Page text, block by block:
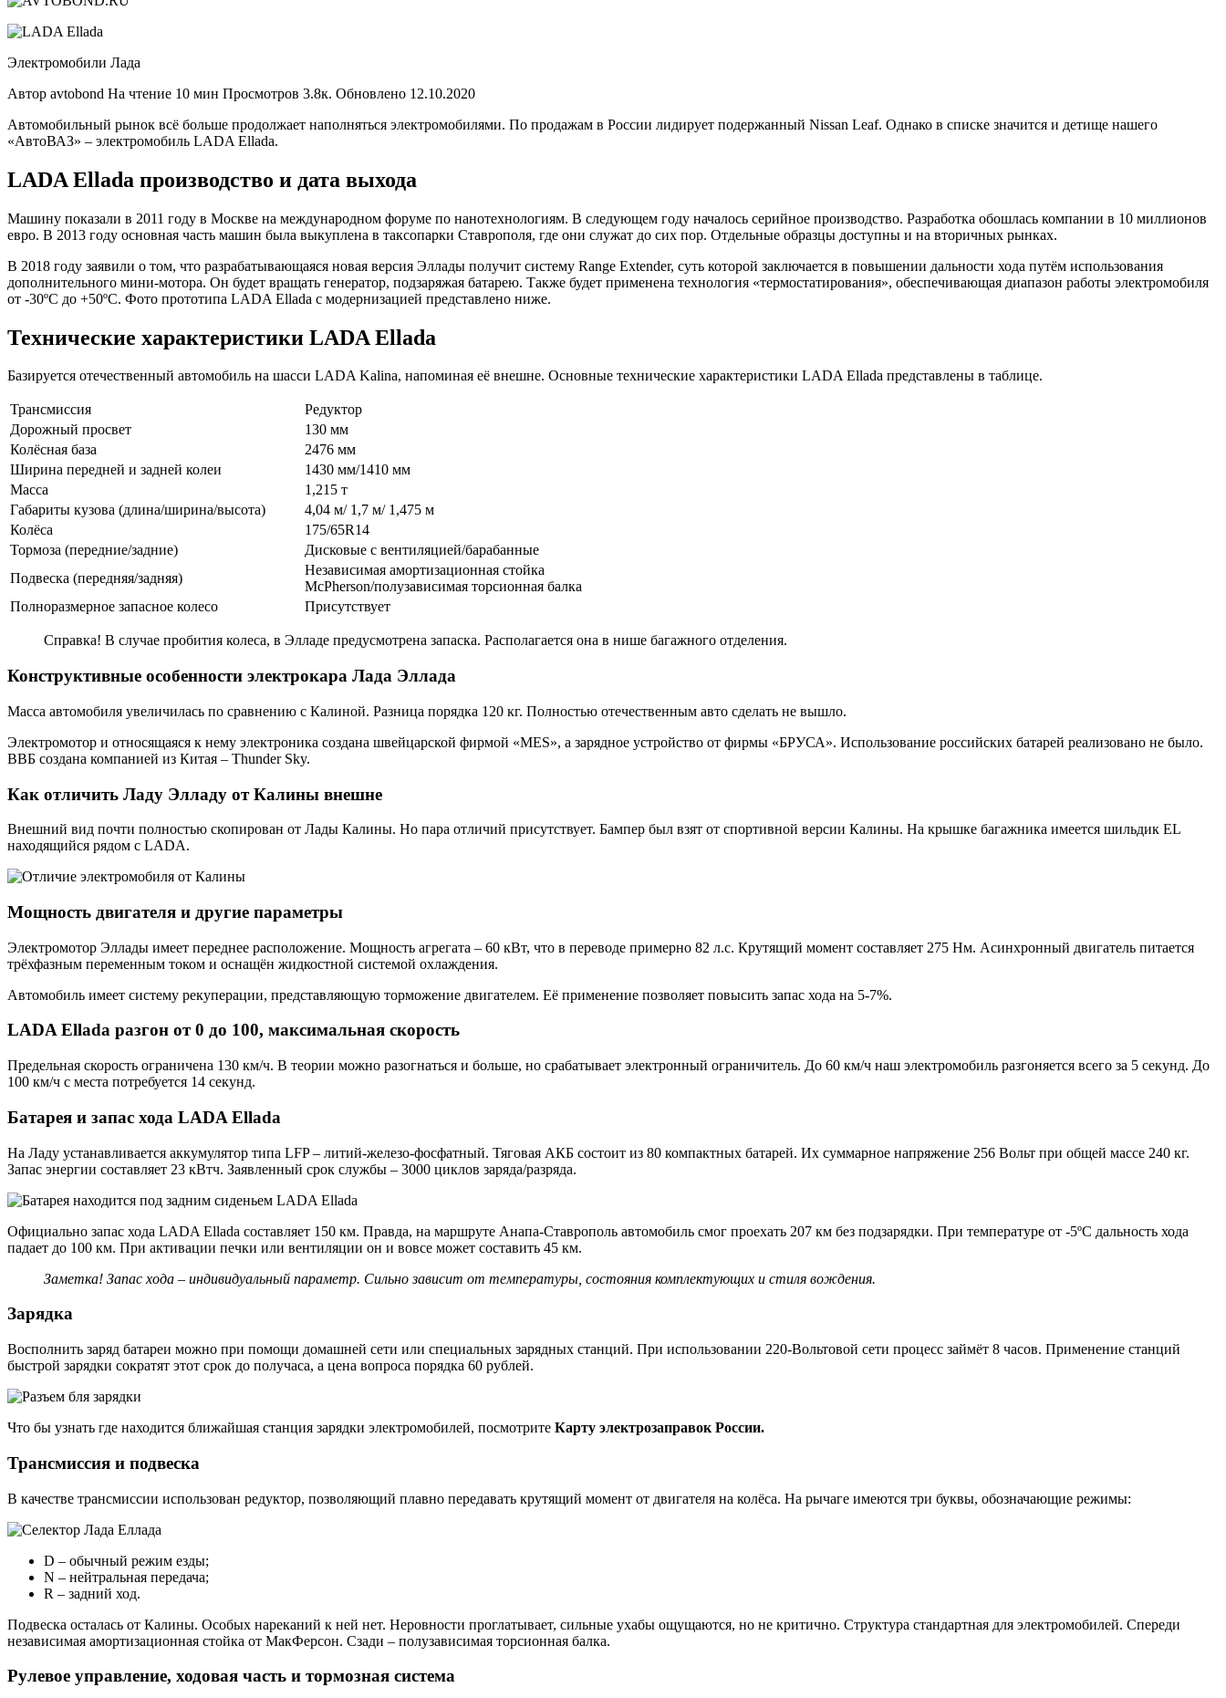
Электромобили Лада
Автор avtobond На чтение 10 мин Просмотров 3.8к. Обновлено 12.10.2020
Автомобильный рынок всё больше продолжает наполняться электромобилями. По продажам в России лидирует подержанный Nissan Leaf. Однако в списке значится и детище нашего
«АвтоВАЗ» – электромобиль LADA Ellada.
LADA Ellada производство и дата выхода
Машину показали в 2011 году в Москве на международном форуме по нанотехнологиям. В следующем году началось серийное производство. Разработка обошлась компании в 10 миллионов
евро. В 2013 году основная часть машин была выкуплена в таксопарки Ставрополя, где они служат до сих пор. Отдельные образцы доступны и на вторичных рынках.
В 2018 году заявили о том, что разрабатывающаяся новая версия Эллады получит систему Range Extender, суть которой заключается в повышении дальности хода путём использования
дополнительного мини-мотора. Он будет вращать генератор, подзаряжая батарею. Также будет применена технология «термостатирования», обеспечивающая диапазон работы электромобиля
от -30ºC до +50ºC. Фото прототипа LADA Ellada с модернизацией представлено ниже.
Технические характеристики LADA Ellada
Базируется отечественный автомобиль на шасси LADA Kalina, напоминая её внешне. Основные технические характеристики LADA Ellada представлены в таблице.
Трансмиссия
Редуктор
Дорожный просвет
130 мм
Колёсная база
2476 мм
Ширина передней и задней колеи
1430 мм/1410 мм
Масса
1,215 т
Габариты кузова (длина/ширина/высота)
4,04 м/ 1,7 м/ 1,475 м
Колёса
175/65R14
Тормоза (передние/задние)
Дисковые с вентиляцией/барабанные
Подвеска (передняя/задняя)
Независимая амортизационная стойка
McPherson/полузависимая торсионная балка
Полноразмерное запасное колесо
Присутствует
Справка! В случае пробития колеса, в Элладе предусмотрена запаска. Располагается она в нише багажного отделения.
Конструктивные особенности электрокара Лада Эллада
Масса автомобиля увеличилась по сравнению с Калиной. Разница порядка 120 кг. Полностью отечественным авто сделать не вышло.
Электромотор и относящаяся к нему электроника создана швейцарской фирмой «MES», а зарядное устройство от фирмы «БРУСА». Использование российских батарей реализовано не было.
ВВБ создана компанией из Китая – Thunder Sky.
Как отличить Ладу Элладу от Калины внешне
Внешний вид почти полностью скопирован от Лады Калины. Но пара отличий присутствует. Бампер был взят от спортивной версии Калины. На крышке багажника имеется шильдик EL
находящийся рядом с LADA.
Мощность двигателя и другие параметры
Электромотор Эллады имеет переднее расположение. Мощность агрегата – 60 кВт, что в переводе примерно 82 л.с. Крутящий момент составляет 275 Нм. Асинхронный двигатель питается
трёхфазным переменным током и оснащён жидкостной системой охлаждения.
Автомобиль имеет систему рекуперации, представляющую торможение двигателем. Её применение позволяет повысить запас хода на 5-7%.
LADA Ellada разгон от 0 до 100, максимальная скорость
Предельная скорость ограничена 130 км/ч. В теории можно разогнаться и больше, но срабатывает электронный ограничитель. До 60 км/ч наш электромобиль разгоняется всего за 5 секунд. До
100 км/ч с места потребуется 14 секунд.
Батарея и запас хода LADA Ellada
На Ладу устанавливается аккумулятор типа LFP – литий-железо-фосфатный. Тяговая АКБ состоит из 80 компактных батарей. Их суммарное напряжение 256 Вольт при общей массе 240 кг.
Запас энергии составляет 23 кВтч. Заявленный срок службы – 3000 циклов заряда/разряда.
Официально запас хода LADA Ellada составляет 150 км. Правда, на маршруте Анапа-Ставрополь автомобиль смог проехать 207 км без подзарядки. При температуре от -5ºС дальность хода
падает до 100 км. При активации печки или вентиляции он и вовсе может составить 45 км.
Заметка! Запас хода – индивидуальный параметр. Сильно зависит от температуры, состояния комплектующих и стиля вождения.
Зарядка
Восполнить заряд батареи можно при помощи домашней сети или специальных зарядных станций. При использовании 220-Вольтовой сети процесс займёт 8 часов. Применение станций
быстрой зарядки сократят этот срок до получаса, а цена вопроса порядка 60 рублей.
Что бы узнать где находится ближайшая станция зарядки электромобилей, посмотрите Карту электрозаправок России.
Трансмиссия и подвеска
В качестве трансмиссии использован редуктор, позволяющий плавно передавать крутящий момент от двигателя на колёса. На рычаге имеются три буквы, обозначающие режимы:
D – обычный режим езды;
N – нейтральная передача;
R – задний ход.
Подвеска осталась от Калины. Особых нареканий к ней нет. Неровности проглатывает, сильные ухабы ощущаются, но не критично. Структура стандартная для электромобилей. Спереди
независимая амортизационная стойка от МакФерсон. Сзади – полузависимая торсионная балка.
Рулевое управление, ходовая часть и тормозная система